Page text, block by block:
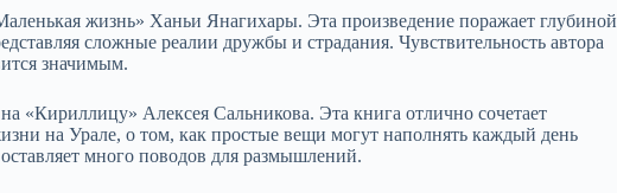
жизнь» Ханьи Янагихары. Эта произведение поражает глубиной
сложные реалии дружбы и страдания. Чувствительность автора
значимым.
«Кириллицу» Алексея Сальникова. Эта книга отлично сочетает
на Урале, о том, как простые вещи могут наполнять каждый день
много поводов для размышлений.